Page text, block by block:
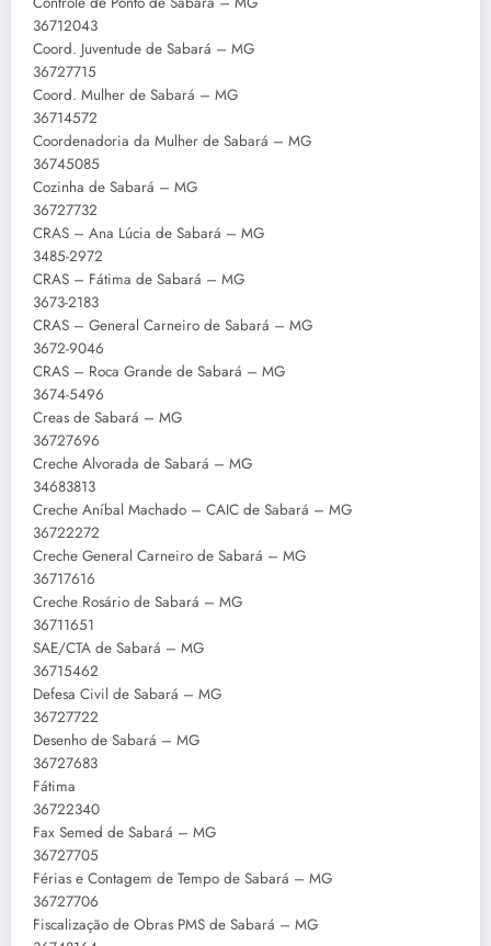
36712043
Coord. Juventude de Sabará – MG
36727715
Coord. Mulher de Sabará – MG
36714572
Coordenadoria da Mulher de Sabará – MG
36745085
Cozinha de Sabará – MG
36727732
CRAS – Ana Lúcia de Sabará – MG
3485-2972
CRAS – Fátima de Sabará – MG
3673-2183
CRAS – General Carneiro de Sabará – MG
3672-9046
CRAS – Roca Grande de Sabará – MG
3674-5496
Creas de Sabará – MG
36727696
Creche Alvorada de Sabará – MG
34683813
Creche Aníbal Machado – CAIC de Sabará – MG
36722272
Creche General Carneiro de Sabará – MG
36717616
Creche Rosário de Sabará – MG
36711651
SAE/CTA de Sabará – MG
36715462
Defesa Civil de Sabará – MG
36727722
Desenho de Sabará – MG
36727683
Fátima
36722340
Fax Semed de Sabará – MG
36727705
Férias e Contagem de Tempo de Sabará – MG
36727706
Fiscalização de Obras PMS de Sabará – MG